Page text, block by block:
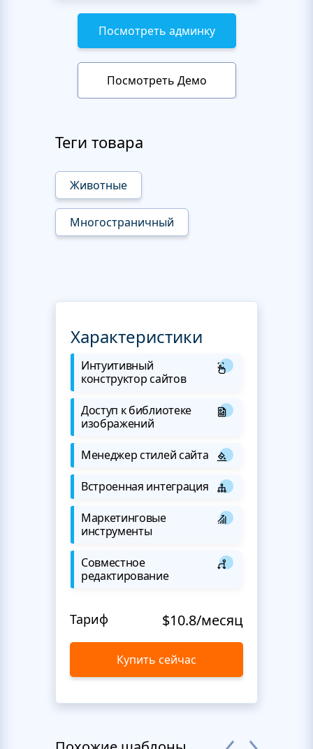
Посмотреть админку
Посмотреть Демо
Теги товара
Животные
Многостраничный
Характеристики
Интуитивный
конструктор сайтов
Доступ к библиотеке
изображений
Менеджер стилей сайта
Встроенная интеграция
Маркетинговые
инструменты
Совместное
редактирование
Тариф $10.8/месяц
Купить сейчас